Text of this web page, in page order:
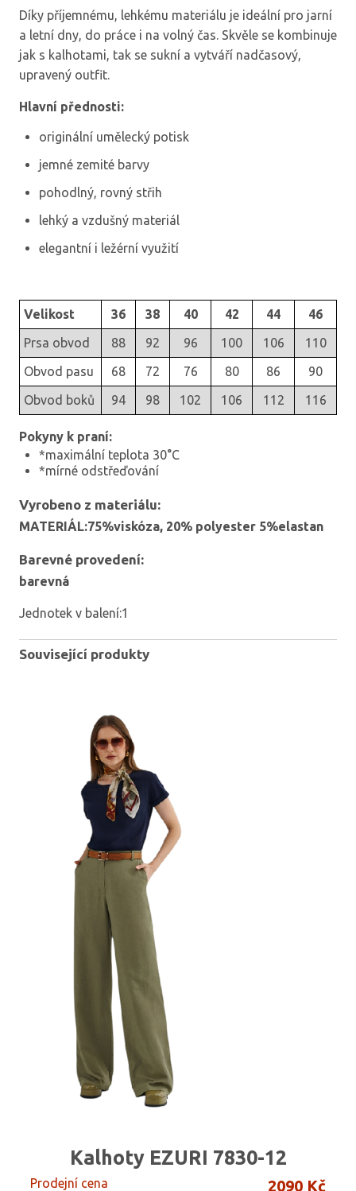
Díky příjemnému, lehkému materiálu je ideální pro jarní
a letní dny, do práce i na volný čas. Skvěle se kombinuje
jak s kalhotami, tak se sukní a vytváří nadčasový,
upravený outfit.
Hlavní přednosti:
originální umělecký potisk
jemné zemité barvy
pohodlný, rovný střih
lehký a vzdušný materiál
elegantní i ležérní využití
Velikost 36 38 40 42 44
46
Prsa obvod
88 92 96 100 106
110
Obvod pasu
68 72 76 80 86
90
Obvod boků
94 98 102 106 112 116
Pokyny k praní:
*maximální teplota 30°C
*mírné odstřeďování
Vyrobeno z materiálu:
MATERIÁL:75%viskóza, 20% polyester 5%elastan
Barevné provedení:
barevná
Jednotek v balení:1
Související produkty
Kalhoty EZURI 7830-12
Prodejní cena 2090 Kč